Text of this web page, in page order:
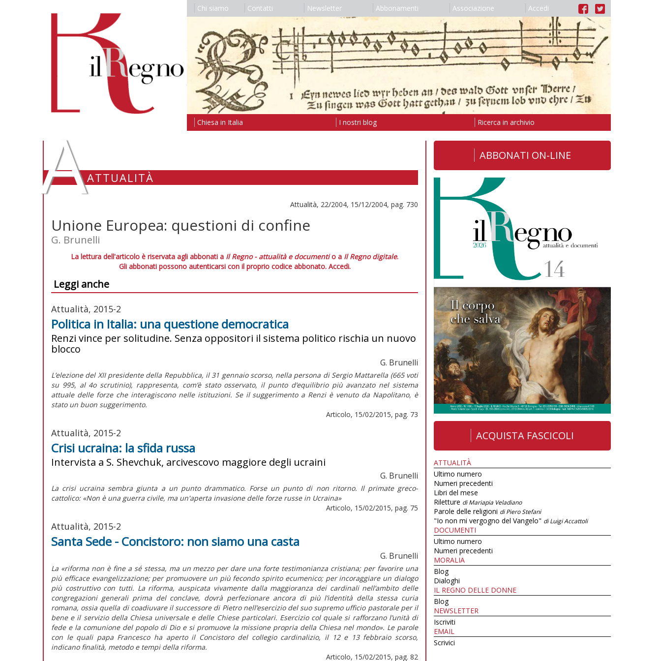
Chi siamo Contatti Newsletter Abbonamenti Associazione Accedi
Chiesa in Italia I nostri blog Ricerca in archivio
AATTUALITÀ
Attualità, 22/2004, 15/12/2004, pag. 730
Unione Europea: questioni di confine
G. Brunelli
La lettura dell'articolo è riservata agli abbonati a Il Regno - attualità e documentio a Il Regno digitale.
Gli abbonati possono autenticarsi con il proprio codice abbonato. Accedi.
Leggi anche
Attualità, 2015-2
Politica in Italia: una questione democratica
Renzi vince per solitudine. Senza oppositori il sistema politico rischia un nuovo
blocco
G. Brunelli
L’elezione del XII presidente della Repubblica, il 31 gennaio scorso, nella persona di Sergio Mattarella (665 voti
su 995, al 4o scrutinio), rappresenta, com’è stato osservato, il punto d’equilibrio più avanzato nel sistema
attuale delle forze che interagiscono nelle istituzioni. Se il suggerimento a Renzi è venuto da Napolitano, è
stato un buon suggerimento.
Articolo, 15/02/2015, pag. 73
Attualità, 2015-2
Crisi ucraina: la sfida russa
Intervista a S. Shevchuk, arcivescovo maggiore degli ucraini
G. Brunelli
La crisi ucraina sembra giunta a un punto drammatico. Forse un punto di non ritorno. Il primate greco-
cattolico: «Non è una guerra civile, ma un'aperta invasione delle forze russe in Ucraina»
Articolo, 15/02/2015, pag. 75
Attualità, 2015-2
Santa Sede - Concistoro: non siamo una casta
G. Brunelli
La «riforma non è fine a sé stessa, ma un mezzo per dare una forte testimonianza cristiana; per favorire una
più efficace evangelizzazione; per promuovere un più fecondo spirito ecumenico; per incoraggiare un dialogo
più costruttivo con tutti. La riforma, auspicata vivamente dalla maggioranza dei cardinali nell’ambito delle
congregazioni generali prima del conclave, dovrà perfezionare ancora di più l’identità della stessa curia
romana, ossia quella di coadiuvare il successore di Pietro nell’esercizio del suo supremo ufficio pastorale per il
bene e il servizio della Chiesa universale e delle Chiese particolari. Esercizio col quale si rafforzano l’unità di
fede e la comunione del popolo di Dio e si promuove la missione propria della Chiesa nel mondo». Le parole
con le quali papa Francesco ha aperto il Concistoro del collegio cardinalizio, il 12 e 13 febbraio scorso,
indicano finalità, metodo e tempi della riforma.
Articolo, 15/02/2015, pag. 82
ABBONATI ON-LINE
ACQUISTA FASCICOLI
ATTUALITÀ
Ultimo numero
Numeri precedenti
Libri del mese
Riletture di Mariapia Veladiano
Parole delle religioni di Piero Stefani
"Io non mi vergogno del Vangelo" di Luigi Accattoli
DOCUMENTI
Ultimo numero
Numeri precedenti
MORALIA
Blog
Dialoghi
IL REGNO DELLE DONNE
Blog
NEWSLETTER
Iscriviti
EMAIL
Scrivici